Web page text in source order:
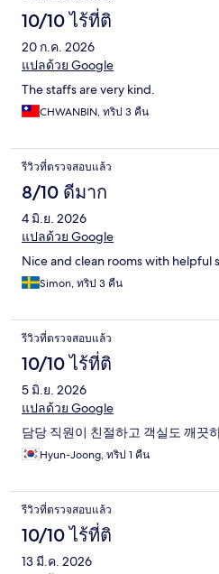
10/10 ไร้ที่ติ
20 ก.ค. 2026
แปลด้วย Google
The staffs are very kind.
CHWANBIN, ทริป 3 คืน
รีวิวที่ตรวจสอบแล้ว
8/10 ดีมาก
4 มิ.ย. 2026
แปลด้วย Google
Nice and clean rooms with helpful
Simon, ทริป 3 คืน
รีวิวที่ตรวจสอบแล้ว
10/10 ไร้ที่ติ
5 มิ.ย. 2026
แปลด้วย Google
담당 직원이 친절하고 객실도 깨끗
Hyun-Joong, ทริป 1 คืน
รีวิวที่ตรวจสอบแล้ว
10/10 ไร้ที่ติ
13 มี.ค. 2026